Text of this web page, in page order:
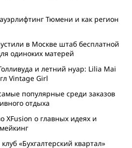
Тюмени и как регион
в Москве штаб бесплатной
одиноких матерей
и летний нуар: Lilia Mai
Vintage Girl
популярные среди заказов
отдыха
XFusion о главных идеях и
«Бухгалтерский квартал»